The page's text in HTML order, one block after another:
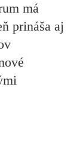
má
prináša aj